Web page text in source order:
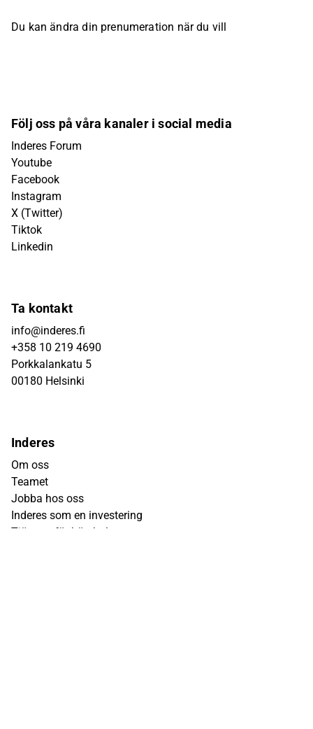
Du kan ändra din prenumeration när du vill
Följ oss på våra kanaler i social media
Inderes Forum
Youtube
Facebook
Instagram
X (Twitter)
Tiktok
Linkedin
Ta kontakt
info@inderes.fi
+358 10 219 4690
Porkkalankatu 5
00180 Helsinki
Inderes
Om oss
Teamet
Jobba hos oss
Inderes som en investering
Tjänster för börsbolag